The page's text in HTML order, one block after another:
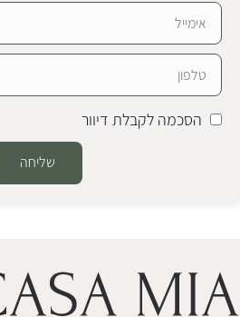
הסכמה לקבלת דיוור
שליחה